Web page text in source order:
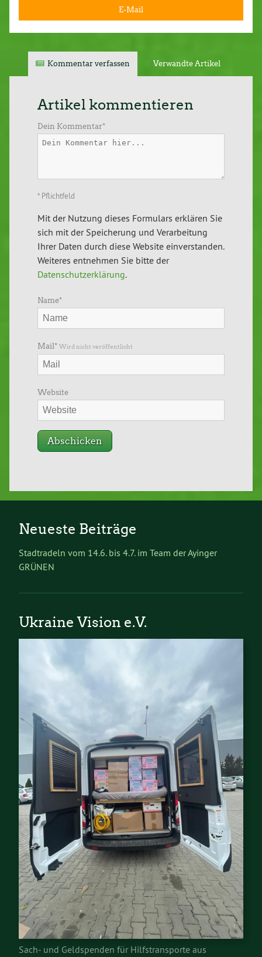
E-Mail
Kommentar verfassen Verwandte Artikel
Artikel kommentieren
Dein Kommentar*
* Pflichtfeld
Mit der Nutzung dieses Formulars erklären Sie
sich mit der Speicherung und Verarbeitung
Ihrer Daten durch diese Website einverstanden.
Weiteres entnehmen Sie bitte der
Datenschutzerklärung.
Name*
Mail* Wird nicht veröffentlicht
Website
Neueste Beiträge
Stadtradeln vom 14.6. bis 4.7. im Team der Ayinger
GRÜNEN
Ukraine Vision e.V.
Sach- und Geldspenden für Hilfstransporte aus